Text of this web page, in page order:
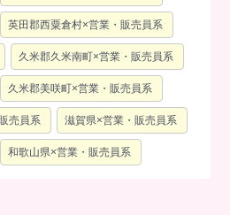
英田郡西粟倉村×営業・販売員系
久米郡久米南町×営業・販売員系
久米郡美咲町×営業・販売員系
売員系 滋賀県×営業・販売員系
和歌山県×営業・販売員系